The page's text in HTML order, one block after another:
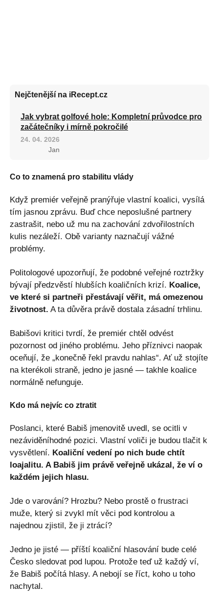
Nejčtenější na iRecept.cz
Jak vybrat golfové hole: Kompletní průvodce pro
začátečníky i mírně pokročilé
24. 04. 2026
Jan
Co to znamená pro stabilitu vlády
Když premiér veřejně pranýřuje vlastní koalici, vysílá
tím jasnou zprávu. Buď chce neposlušné partnery
zastrašit, nebo už mu na zachování zdvořilostních
kulis nezáleží. Obě varianty naznačují vážné
problémy.
Politologové upozorňují, že podobné veřejné roztržky
bývají předzvěstí hlubších koaličních krizí. Koalice,
ve které si partneři přestávají věřit, má omezenou
životnost. A ta důvěra právě dostala zásadní trhlinu.
Babišovi kritici tvrdí, že premiér chtěl odvést
pozornost od jiného problému. Jeho příznivci naopak
oceňují, že „konečně řekl pravdu nahlas“. Ať už stojíte
na kterékoli straně, jedno je jasné — takhle koalice
normálně nefunguje.
Kdo má nejvíc co ztratit
Poslanci, které Babiš jmenovitě uvedl, se ocitli v
nezáviděníhodné pozici. Vlastní voliči je budou tlačit k
vysvětlení. Koaliční vedení po nich bude chtít
loajalitu. A Babiš jim právě veřejně ukázal, že ví o
každém jejich hlasu.
Jde o varování? Hrozbu? Nebo prostě o frustraci
muže, který si zvykl mít věci pod kontrolou a
najednou zjistil, že ji ztrácí?
Jedno je jisté — příští koaliční hlasování bude celé
Česko sledovat pod lupou. Protože teď už každý ví,
že Babiš počítá hlasy. A nebojí se říct, koho u toho
nachytal.